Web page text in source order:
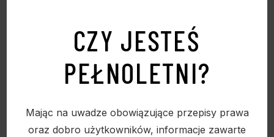
CZY JESTEŚ
PEŁNOLETNI?
Mając na uwadze obowiązujące przepisy prawa
oraz dobro użytkowników, informacje zawarte